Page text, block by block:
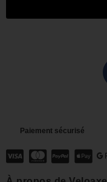
Paiement sécurisé